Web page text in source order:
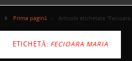
Prima pagină » Articole etichetate
ETICHETĂ: FECIOARA MARIA